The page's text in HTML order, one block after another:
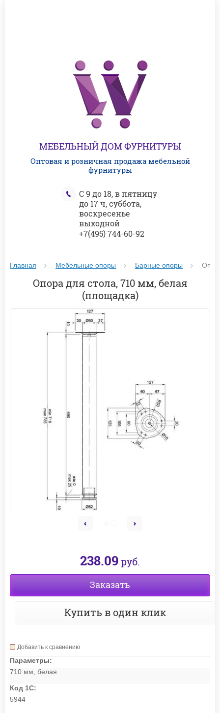
МЕБЕЛЬНЫЙ ДОМ ФУРНИТУРЫ
Оптовая и розничная продажа мебельной
фурнитуры
С 9 до 18, в пятницу
до 17 ч, суббота,
воскресенье
выходной
+7(495) 744-60-92
Главная Мебельные опоры Барные опоры
Опора для стола, 710 мм, белая
(площадка)
238.09руб.
Заказать
Купить в один клик
Добавить к сравнению
Параметры:
710 мм, белая
Код 1С:
5944